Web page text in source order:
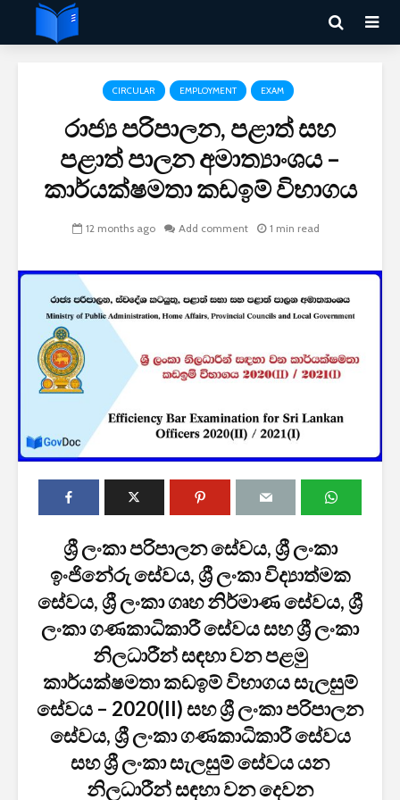
CIRCULAR EMPLOYMENT EXAM
රාජ්‍ය පරිපාලන, පළාත් සහ
පළාත් පාලන අමාත්‍යාංශය –
කාර්යක්ෂමතා කඩඉම් විභාගය
12 months ago Add comment 1 min read
ශ්‍රී ලංකා පරිපාලන සේවය, ශ්‍රී ලංකා
ඉංජිනේරු සේවය, ශ්‍රී ලංකා විද්‍යාත්මක
සේවය, ශ්‍රී ලංකා ගෘහ නිර්මාණ සේවය, ශ්‍රී
ලංකා ගණකාධිකාරී සේවය සහ ශ්‍රී ලංකා
නිලධාරීන් සඳහා වන පළමු
කාර්යක්ෂමතා කඩඉම් විභාගය සැලසුම්
සේවය – 2020(II) සහ ශ්‍රී ලංකා පරිපාලන
සේවය, ශ්‍රී ලංකා ගණකාධිකාරී සේවය
සහ ශ්‍රී ලංකා සැලසුම් සේවය යන
නිලධාරීන් සඳහා වන දෙවන
2027 1 ශ්‍රේණි‌යේ
පාසල් ප්‍රවේශ
අයදුම්පත, නව
චක්‍රලේඛ සහ කෝටා
මාර්ගෝපදේශ නිකුත්
කර ඇත
රාජ්‍ය, බැංකු, වෙළඳ
සහ පුර පසළොස්වක
පොහොය නිවාඩු දින
සහිත ශ්‍රී ලංකා දින
දර්ශනය (2026)
සේවයේ
බඳවා
වන තරඟ
2025
ශ්‍රී ලංකා
සේවයේ II
නිලධාරීන්
කඩඉම්